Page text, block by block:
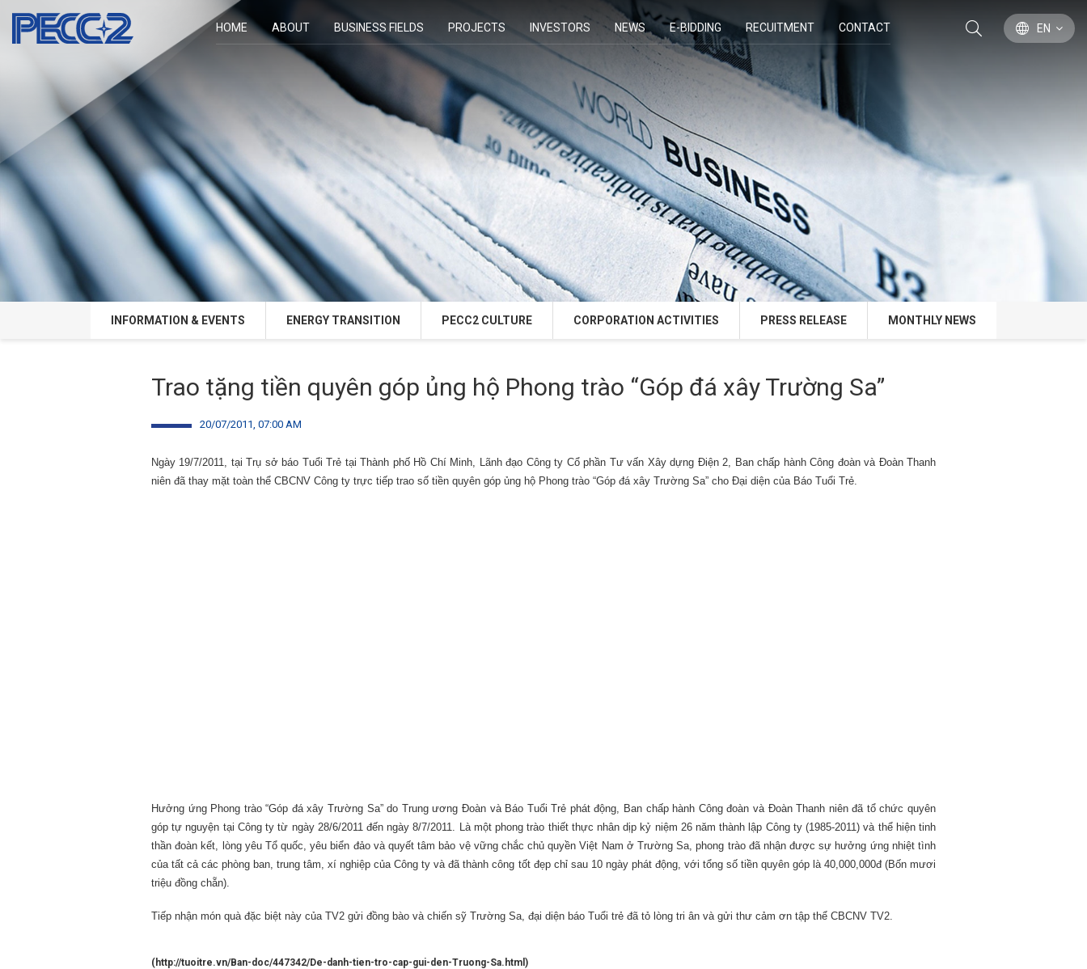
HOME ABOUT BUSINESS FIELDS PROJECTS INVESTORS NEWS E-BIDDING RECUITMENT CONTACT EN
INFORMATION & EVENTS ENERGY TRANSITION PECC2 CULTURE CORPORATION ACTIVITIES PRESS RELEASE MONTHLY NEWS
Trao tặng tiền quyên góp ủng hộ Phong trào “Góp đá xây Trường Sa”
20/07/2011, 07:00 AM
Ngày 19/7/2011, tại Trụ sở báo Tuổi Trẻ tại Thành phố Hồ Chí Minh, Lãnh đạo Công ty Cổ phần Tư vấn Xây dựng Điện 2, Ban chấp hành Công đoàn và Đoàn Thanh
niên đã thay mặt toàn thể CBCNV Công ty trực tiếp trao số tiền quyên góp ủng hộ Phong trào “Góp đá xây Trường Sa” cho Đại diện của Báo Tuổi Trẻ.
Hưởng ứng Phong trào “Góp đá xây Trường Sa” do Trung ương Đoàn và Báo Tuổi Trẻ phát động, Ban chấp hành Công đoàn và Đoàn Thanh niên đã tổ chức quyên
góp tự nguyện tại Công ty từ ngày 28/6/2011 đến ngày 8/7/2011. Là một phong trào thiết thực nhân dịp kỷ niệm 26 năm thành lập Công ty (1985-2011) và thể hiện tinh
thần đoàn kết, lòng yêu Tổ quốc, yêu biển đảo và quyết tâm bảo vệ vững chắc chủ quyền Việt Nam ở Trường Sa, phong trào đã nhận được sự hưởng ứng nhiệt tình
của tất cả các phòng ban, trung tâm, xí nghiệp của Công ty và đã thành công tốt đẹp chỉ sau 10 ngày phát động, với tổng số tiền quyên góp là 40,000,000đ (Bốn mươi
triệu đồng chẵn).
Tiếp nhận món quà đặc biệt này của TV2 gửi đồng bào và chiến sỹ Trường Sa, đại diện báo Tuổi trẻ đã tỏ lòng tri ân và gửi thư cảm ơn tập thể CBCNV TV2.
( http://tuoitre.vn/Ban-doc/447342/De-danh-tien-tro-cap-gui-den-Truong-Sa.html )